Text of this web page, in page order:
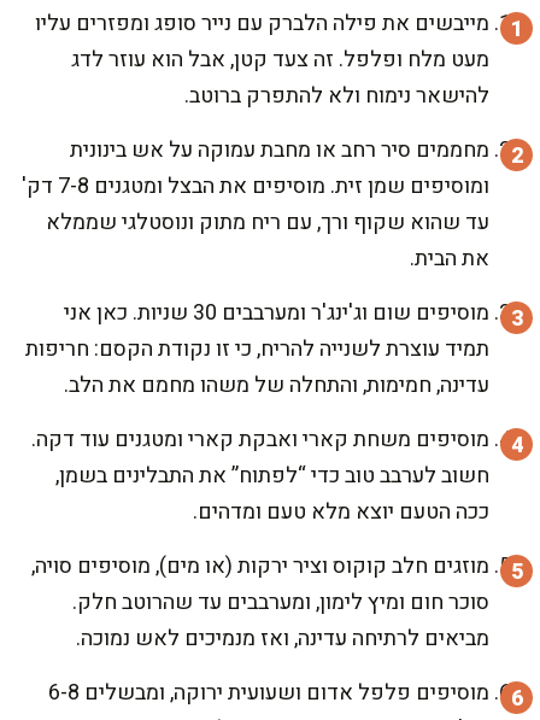
מייבשים את פילה הלברק עם נייר סופג ומפזרים עליו
מעט מלח ופלפל. זה צעד קטן, אבל הוא עוזר לדג
להישאר נימוח ולא להתפרק ברוטב.
מחממים סיר רחב או מחבת עמוקה על אש בינונית
ומוסיפים שמן זית. מוסיפים את הבצל ומטגנים 7-8 דק'
עד שהוא שקוף ורך, עם ריח מתוק ונוסטלגי שממלא
את הבית.
מוסיפים שום וג'ינג'ר ומערבבים 30 שניות. כאן אני
תמיד עוצרת לשנייה להריח, כי זו נקודת הקסם: חריפות
עדינה, חמימות, והתחלה של משהו מחמם את הלב.
מוסיפים משחת קארי ואבקת קארי ומטגנים עוד דקה.
חשוב לערבב טוב כדי “לפתוח” את התבלינים בשמן,
ככה הטעם יוצא מלא טעם ומדהים.
מוזגים חלב קוקוס וציר ירקות (או מים), מוסיפים סויה,
סוכר חום ומיץ לימון, ומערבבים עד שהרוטב חלק.
מביאים לרתיחה עדינה, ואז מנמיכים לאש נמוכה.
מוסיפים פלפל אדום ושעועית ירוקה, ומבשלים 6-8